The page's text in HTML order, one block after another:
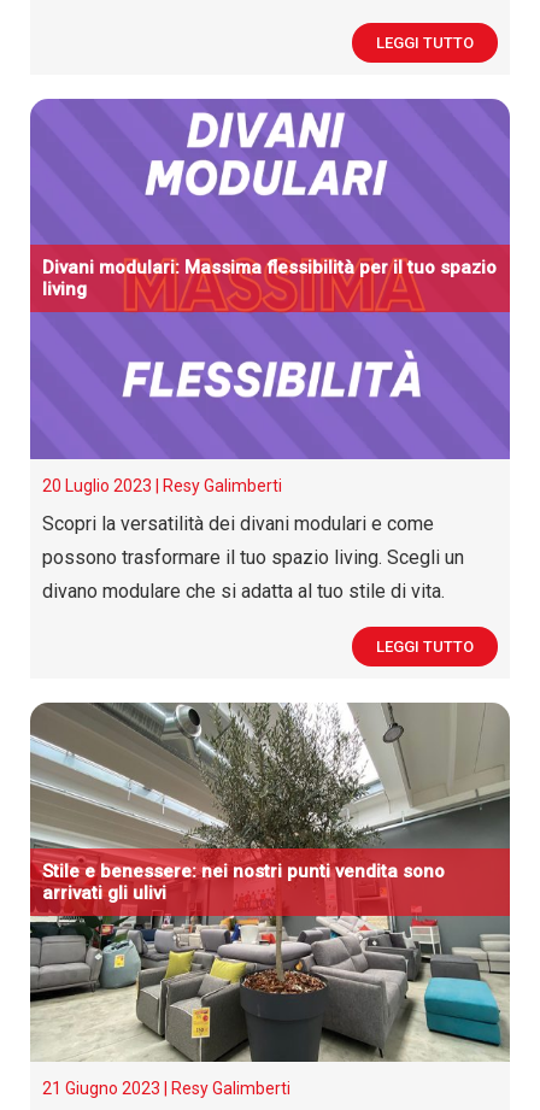
LEGGI TUTTO
Divani modulari: Massima flessibilità per il tuo spazio
living
20 Luglio 2023 | Resy Galimberti
Scopri la versatilità dei divani modulari e come
possono trasformare il tuo spazio living. Scegli un
divano modulare che si adatta al tuo stile di vita.
LEGGI TUTTO
Stile e benessere: nei nostri punti vendita sono
arrivati gli ulivi
21 Giugno 2023 | Resy Galimberti